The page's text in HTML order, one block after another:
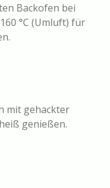
Backofen bei
°C (Umluft) für
mit gehackter
genießen.